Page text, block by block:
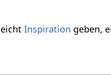
Inspiration geben,